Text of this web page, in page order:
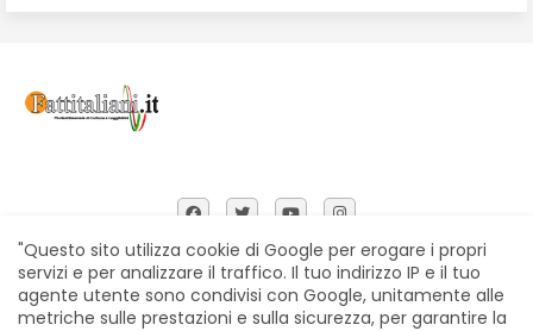
Home Chi siamo Contatti
Privacy Policy
"Questo sito utilizza cookie di Google per erogare i propri
servizi e per analizzare il traffico. Il tuo indirizzo IP e il tuo
agente utente sono condivisi con Google, unitamente alle
metriche sulle prestazioni e sulla sicurezza, per garantire la